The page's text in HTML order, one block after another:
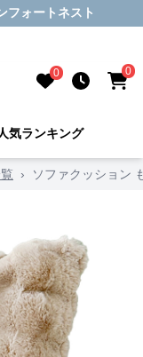
フォートネスト
0 0
人気ランキング
› ソファクッション